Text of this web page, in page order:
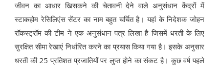
जीवन का आधार खिसकने की चेतावनी देने वाले अनुसंधान केंद्रों में
स्टाकहोम रेसिलिएंस सेंटर का नाम बहुत चर्चित है। यहां के निदेशक जोहन
रॉकस्ट्रॉम की टीम ने एक अनुसंधान पत्र लिखा है जिसमें धरती के लिए
सुरक्षित सीमा रेखाएं निर्धारित करने का प्रयास किया गया है। इसके अनुसार
धरती की 25 प्रतिशत प्रजातियों पर लुप्त होने का संकट है। कुछ वर्ष पहले